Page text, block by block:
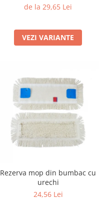
de la 29,65 Lei
VEZI VARIANTE
Rezerva mop din bumbac cu
urechi
24,56 Lei